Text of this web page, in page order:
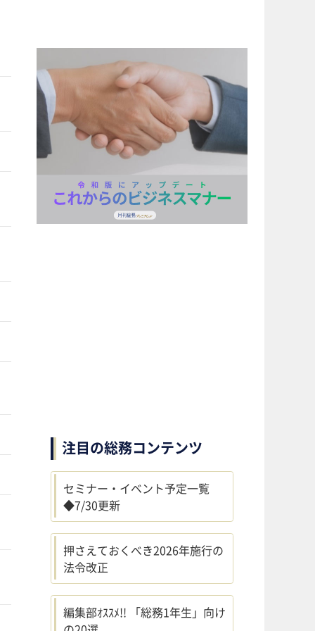
注目の総務コンテンツ
セミナー・イベント予定一覧
◆7/30更新
押さえておくべき2026年施行の
法令改正
編集部ｵｽｽﾒ!! 「総務1年生」向け